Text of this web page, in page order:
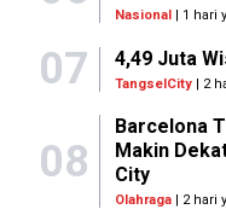
Nasional | 1 hari
07 4,49 Juta
TangselCity | 2
08
Barcelona
Makin
City
Olahraga| 2 hari